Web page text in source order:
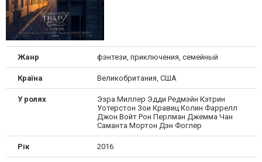
Жанр фэнтези, приключения, семейный
Країна Великобритания, США
У ролях
Эзра Миллер Эдди Редмэйн Кэтрин
Уотерстон Зои Кравиц Колин Фаррелл
Джон Войт Рон Перлман Джемма Чан
Саманта Мортон Дэн Фоглер
Рік 2016